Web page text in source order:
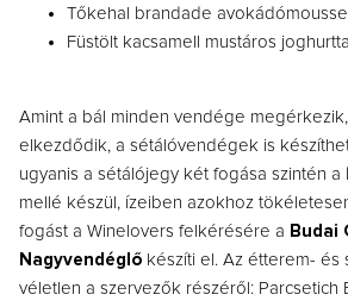
Tőkehal brandade
Füstölt kacsamell mustáros joghurttal
Amint a bál minden vendége
elkezdődik, a sétálóvendégek is
ugyanis a sétálójegy két fogása szintén a
mellé készül, ízeiben azokhoz
fogást a Winelovers felkérésére a Budai
Nagyvendéglő készíti el. Az étterem- és
véletlen a szervezők részéről: Parcsetich